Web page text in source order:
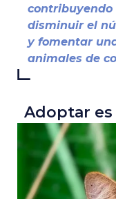
contribuyendo
disminuir el
y fomentar
animales de
Adoptar